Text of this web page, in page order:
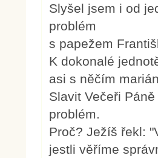
Slyšel jsem i od
problém
s papežem
K dokonalé
asi s něčím
Slavit Večeři
problém.
Proč? Ježíš řekl:
jestli věříme